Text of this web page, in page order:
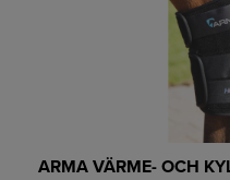
ARMA VÄRME- OCH